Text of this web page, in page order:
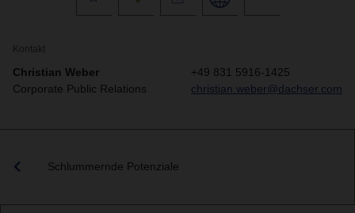
Kontakt
Christian Weber
Corporate Public Relations
+49 831 5916-1425
christian.weber@dachser.com
Schlummernde Potenziale